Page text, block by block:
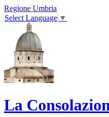
Regione Umbria
Select Language ▼
La